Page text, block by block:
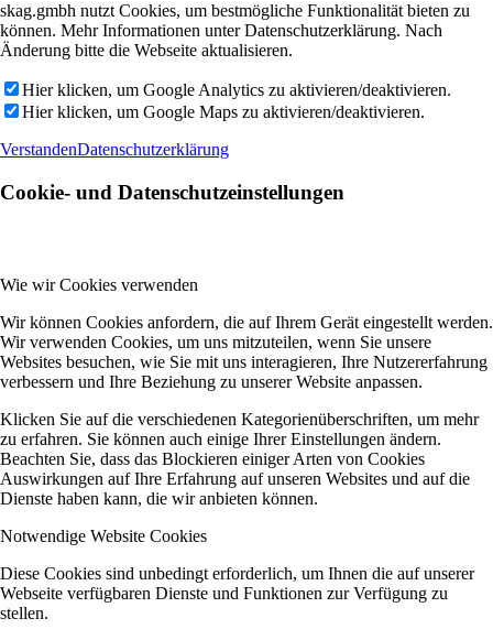
skag.gmbh nutzt Cookies, um bestmögliche Funktionalität bieten zu
können. Mehr Informationen unter Datenschutzerklärung. Nach
Änderung bitte die Webseite aktualisieren.
Hier klicken, um Google Analytics zu aktivieren/deaktivieren.
Hier klicken, um Google Maps zu aktivieren/deaktivieren.
VerstandenDatenschutzerklärung
Cookie- und Datenschutzeinstellungen
Wie wir Cookies verwenden
Wir können Cookies anfordern, die auf Ihrem Gerät eingestellt werden.
Wir verwenden Cookies, um uns mitzuteilen, wenn Sie unsere
Websites besuchen, wie Sie mit uns interagieren, Ihre Nutzererfahrung
verbessern und Ihre Beziehung zu unserer Website anpassen.
Klicken Sie auf die verschiedenen Kategorienüberschriften, um mehr
zu erfahren. Sie können auch einige Ihrer Einstellungen ändern.
Beachten Sie, dass das Blockieren einiger Arten von Cookies
Auswirkungen auf Ihre Erfahrung auf unseren Websites und auf die
Dienste haben kann, die wir anbieten können.
Notwendige Website Cookies
Diese Cookies sind unbedingt erforderlich, um Ihnen die auf unserer
Webseite verfügbaren Dienste und Funktionen zur Verfügung zu
stellen.